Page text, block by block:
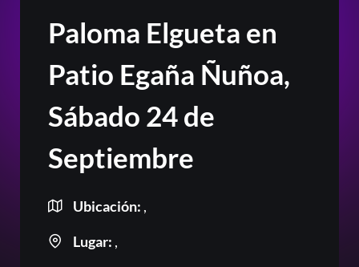
Paloma Elgueta en
Patio Egaña Ñuñoa,
Sábado 24 de
Septiembre
Ubicación: ,
Lugar: ,